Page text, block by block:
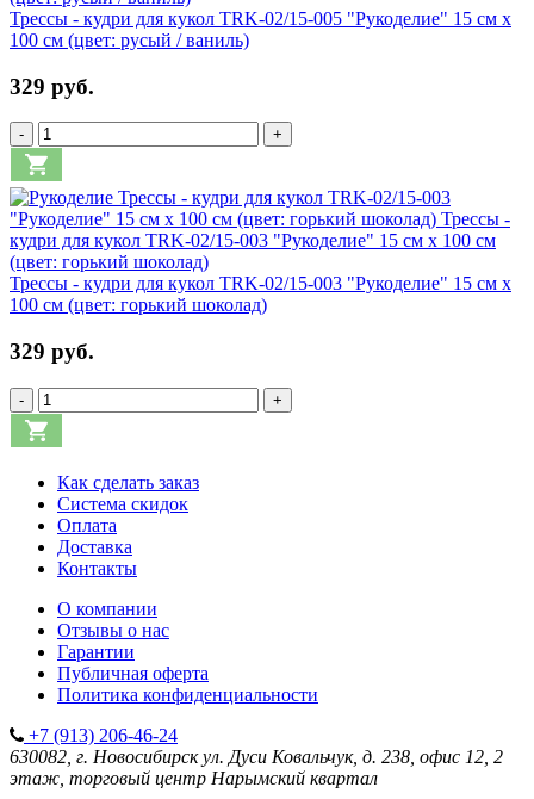
Трессы - кудри для кукол TRK-02/15-005 "Рукоделие" 15 см х
100 см (цвет: русый / ваниль)
329 руб.
- +
Трессы - кудри для кукол TRK-02/15-003 "Рукоделие" 15 см х
100 см (цвет: горький шоколад)
329 руб.
- +
Как сделать заказ
Система скидок
Оплата
Доставка
Контакты
О компании
Отзывы о нас
Гарантии
Публичная оферта
Политика конфиденциальности
+7 (913) 206-46-24
630082, г. Новосибирск ул. Дуси Ковальчук, д. 238, офис 12, 2
этаж, торговый центр Нарымский квартал